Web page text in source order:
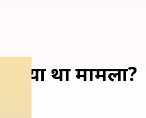
क्या था मामला?